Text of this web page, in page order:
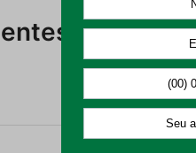
∙ Linha
jogos americanos, panos,